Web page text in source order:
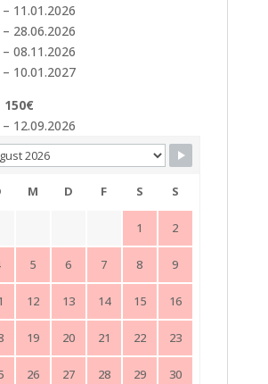
11.01.2026
28.06.2026
08.11.2026
10.01.2027
150€
12.09.2026
Form
M D F S S
1 2
5 6 7 8 9
12 13 14 15 16
19 20 21 22 23
26 27 28 29 30